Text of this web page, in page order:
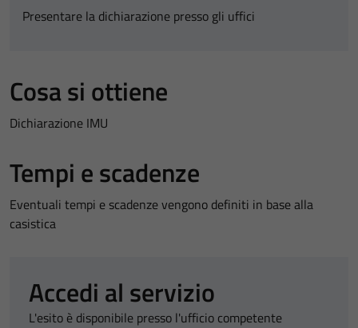
Presentare la dichiarazione presso gli uffici
Cosa si ottiene
Dichiarazione IMU
Tempi e scadenze
Eventuali tempi e scadenze vengono definiti in base alla
casistica
Accedi al servizio
L'esito è disponibile presso l'ufficio competente